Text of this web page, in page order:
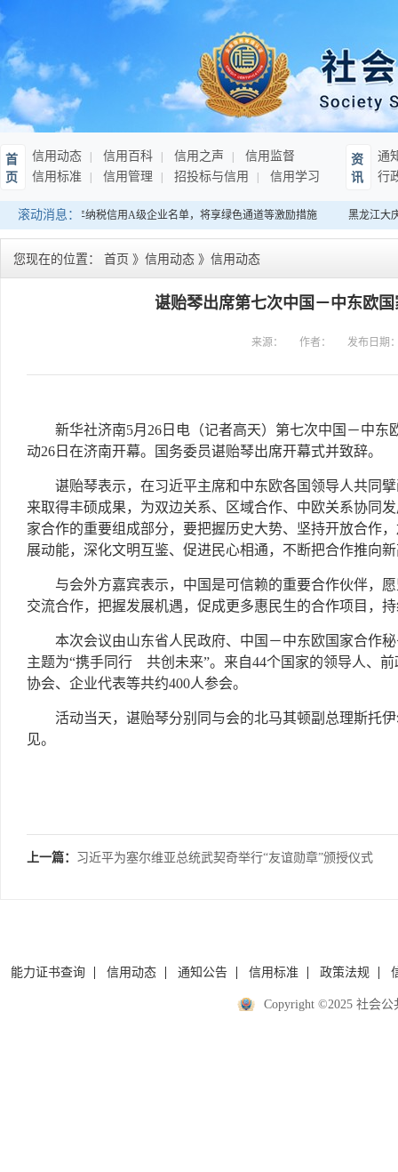
首
页
信用动态 信用百科 信用之声
信用监督
信用标准
信用管理 招投标与信用 信用学习
资
讯
通
行
滚动消息：
：发布连续10年纳税信用A级企业名单，将享绿色通道等激励措施 黑龙江大
您现在的位置： 首页 》 信用动态 》 信用动态
谌贻琴出席第七次中国－中东欧
来源： 作者： 发布日期
新华社济南5月26日电（记者高天）第七次中国－中
动26日在济南开幕。国务委员谌贻琴出席开幕式并致辞。
谌贻琴表示，在习近平主席和中东欧各国领导人共同
来取得丰硕成果，为双边关系、区域合作、中欧关系协同
家合作的重要组成部分，要把握历史大势、坚持开放合作
展动能，深化文明互鉴、促进民心相通，不断把合作推向
与会外方嘉宾表示，中国是可信赖的重要合作伙伴，
交流合作，把握发展机遇，促成更多惠民生的合作项目，
本次会议由山东省人民政府、中国－中东欧国家合作
主题为“携手同行 共创未来”。来自44个国家的领导人、
协会、企业代表等共约400人参会。
活动当天，谌贻琴分别同与会的北马其顿副总理斯托
见。
上一篇： 习近平为塞尔维亚总统武契奇举行“友谊勋章”颁授仪式
能力证书查询 信用动态 通知公告 信用标准 政策法规
Copyright ©2025 社会